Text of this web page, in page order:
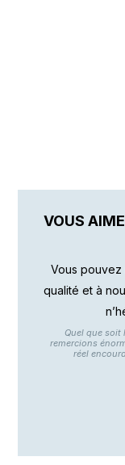
VOUS
Vous pouvez
qualité et à
Quel que
remercions
réel